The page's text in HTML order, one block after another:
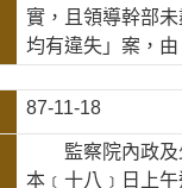
實，且領導幹部未
均有違失」案，
87-11-18
監察院內政及
本﹝十八﹞日上